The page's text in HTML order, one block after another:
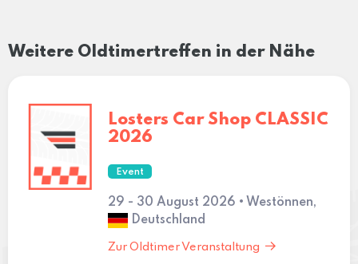
Weitere Oldtimertreffen in der Nähe
Losters Car Shop CLASSIC
2026
Event
29 - 30 August 2026 • Westönnen,
Deutschland
Zur Oldtimer Veranstaltung